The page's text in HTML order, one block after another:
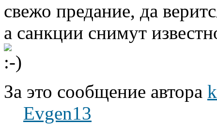
свежо предание, да
а санкции снимут
За это сообщение автора
Evgen13